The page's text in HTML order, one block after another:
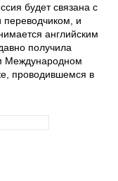
будет связана с
переводчиком, и
английским
получила
Международном
проводившемся в